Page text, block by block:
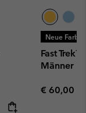
Neue
Fast
Männer
Regular
€ 60,00